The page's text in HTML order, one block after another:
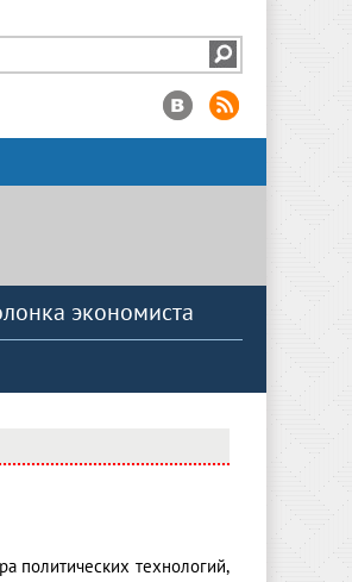
экономиста
политических технологий,